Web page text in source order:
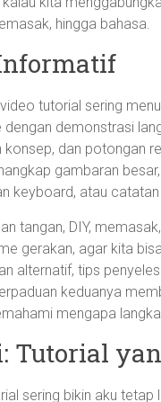
hingga bahasa.
tutorial sering
demonstrasi
konsep, dan potongan
gambaran
keyboard, atau
tangan, DIY,
gerakan, agar kita
alternatif, tips
keduanya
mengapa
Tutorial
sering bikin aku